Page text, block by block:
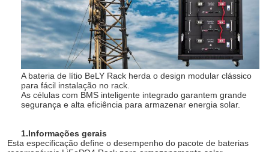
A bateria de lítio BeLY Rack herda o design modular clássico
para fácil instalação no rack.
As células com BMS inteligente integrado garantem grande
segurança e alta eficiência para armazenar energia solar.
1.Informações gerais
Esta especificação define o desempenho do pacote de baterias